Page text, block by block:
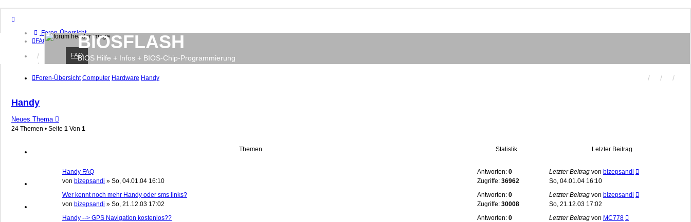
Foren-Übersicht
FAQ
Anmelden
Registrieren
BIOSFLASH
BIOS Hilfe + Infos + BIOS-Chip-Programmierung
FAQ
Foren-Übersicht Computer Hardware Handy
Handy
Neues Thema
24 Themen • Seite 1 Von 1
Themen Statistik Letzter Beitrag
Handy FAQ
von bizepsandi » So, 04.01.04 16:10
Antworten: 0
Zugriffe: 36962
Letzter Beitrag von bizepsandi
So, 04.01.04 16:10
Wer kennt noch mehr Handy oder sms links?
von bizepsandi » So, 21.12.03 17:02
Antworten: 0
Zugriffe: 30008
Letzter Beitrag von bizepsandi
So, 21.12.03 17:02
Handy --> GPS Navigation kostenlos??
Antworten: 0
Letzter Beitrag von MC778